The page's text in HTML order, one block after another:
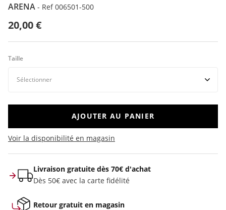
ARENA - Ref 006501-500
20,00 €
Taille
AJOUTER AU PANIER
Voir la disponibilité en magasin
Livraison gratuite dès 70€ d'achat
Dès 50€ avec la carte fidélité
Retour gratuit en magasin